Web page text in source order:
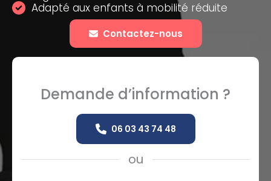
Adapté aux enfants à mobilité réduite
Contactez-nous
Demande d’information ?
06 03 43 74 48
ou